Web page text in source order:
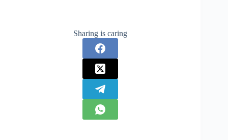
Sharing is caring